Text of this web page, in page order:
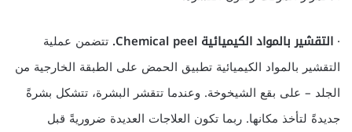
· التقشير بالمواد الكيميائية Chemical peel
. تتضمن عملية
التقشير بالمواد الكيميائية تطبيق الحمض على الطبقة الخارجية من
الجلد – على بقع الشيخوخة. وعندما تتقشر البشرة، تتشكل بشرةً
جديدةً لتأخذ مكانها. ربما تكون العلاجات العديدة ضروريةً قبل